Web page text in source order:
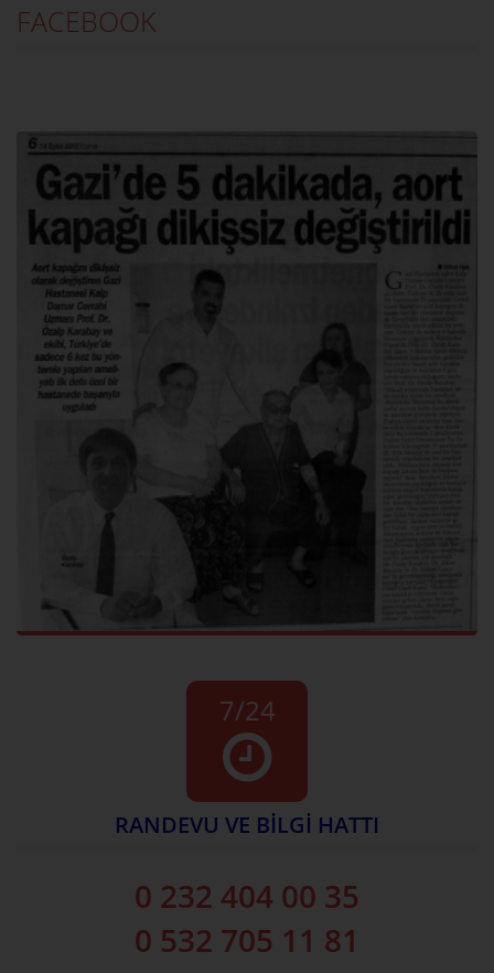
FACEBOOK
7/24
RANDEVU VE BİLGİ HATTI
0 232 404 00 35
0 532 705 11 81